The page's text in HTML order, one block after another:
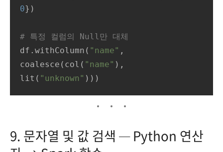
0})
# 특정 컬럼의 Null만 대체
df.withColumn( "name" ,
coalesce(col( "name" ),
lit( "unknown" )))
9. 문자열 및 값 검색 — Python 연산